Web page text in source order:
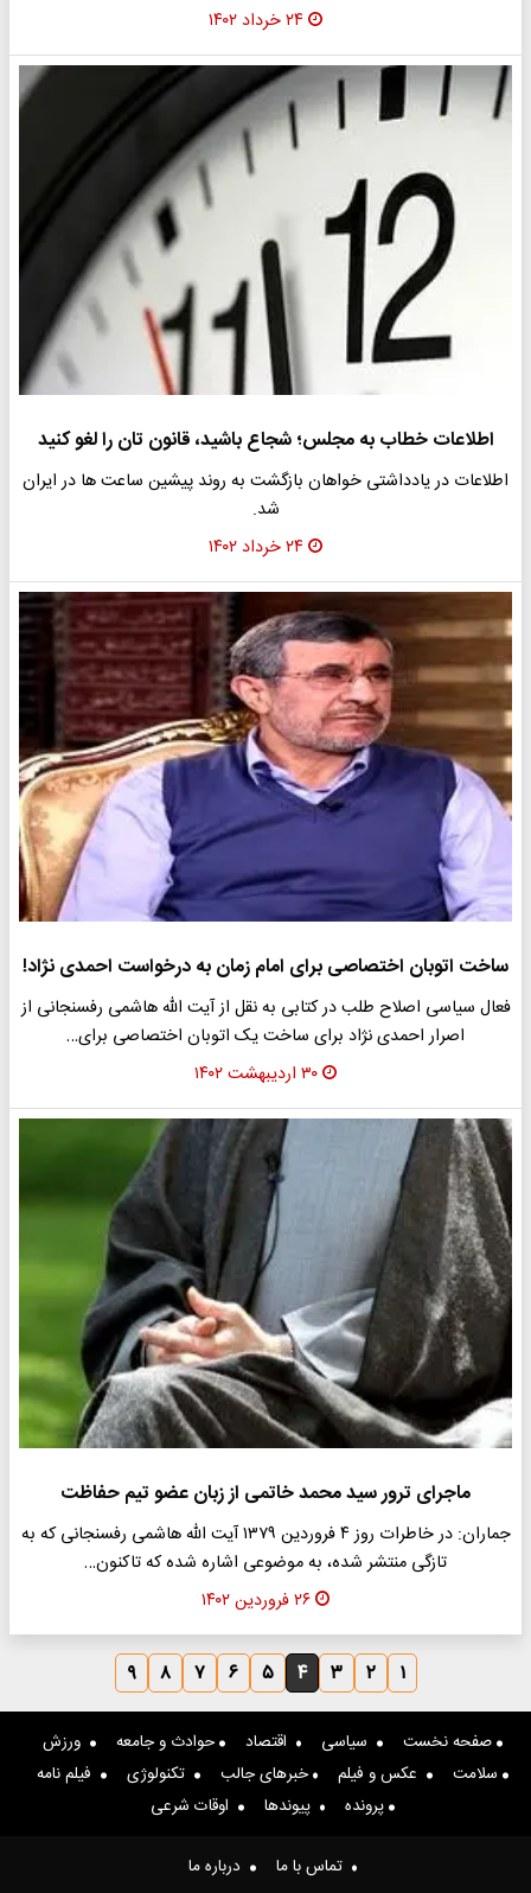
۲۴ خرداد ۱۴۰۲
اطلاعات خطاب به مجلس؛ شجاع باشید، قانون تان را لغو کنید
اطلاعات در یادداشتی خواهان بازگشت به روند پیشین ساعت ها در ایران
شد.
۲۴ خرداد ۱۴۰۲
ساخت اتوبان اختصاصی برای امام زمان به درخواست احمدی نژاد!
فعال سیاسی اصلاح طلب در کتابی به نقل از آیت الله هاشمی رفسنجانی از
اصرار احمدی نژاد برای ساخت یک اتوبان اختصاصی برای…
۳۰ اردیبهشت ۱۴۰۲
ماجرای ترور سید محمد خاتمی از زبان عضو تیم حفاظت
جماران: در خاطرات روز ۴ فروردین ١٣٧٩ آیت الله هاشمی رفسنجانی که به
تازگی منتشر شده، به موضوعی اشاره شده که تاکنون…
۲۶ فروردین ۱۴۰۲
۱ ۲ ۳ ۴ ۵ ۶ ۷ ۸ ۹
صفحه نخست سیاسی اقتصاد حوادث و جامعه
ورزش
سلامت
عکس و فیلم خبرهای جالب تکنولوژی
فیلم نامه
پرونده
پیوندها اوقات شرعی
تماس با ما درباره ما